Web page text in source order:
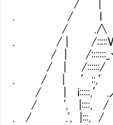
/ | |＼ ∨
. / l |｀＼ ｀
/ .∧
. / | /:::::Vﾑ
/ | /:::::::_ヽ
/ | /::::::/ /ヽ,
. / | ′::,′
/ | i:::::,′ .
/ ', |::::, /
. / .', |:::, /